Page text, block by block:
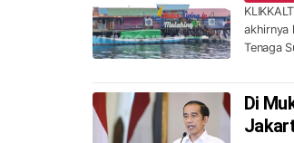
akhirnya
Tenaga
Di